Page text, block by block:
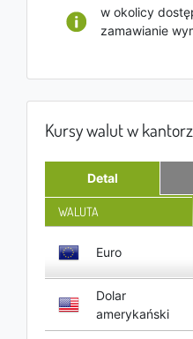
w okolicy
zamawianie
Kursy walut w
Detal
WALUTA
Euro
Dolar
amerykański